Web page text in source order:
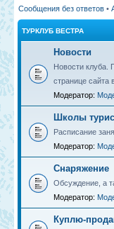
Сообщения без ответов •
ТУРКЛУБ ВЕСТРА
Новости
Новости клуба.
странице сайта
Модератор:
Школы
Расписание
Модератор:
Снаряжение
Обсуждение, а
Модератор:
Куплю-